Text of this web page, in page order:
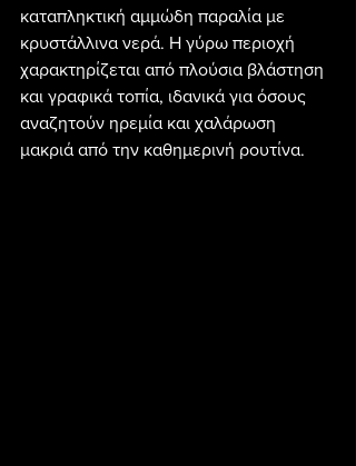
καταπληκτική αμμώδη παραλία με
κρυστάλλινα νερά. Η γύρω περιοχή
χαρακτηρίζεται από πλούσια βλάστηση
και γραφικά τοπία, ιδανικά για όσους
αναζητούν ηρεμία και χαλάρωση
μακριά από την καθημερινή ρουτίνα.